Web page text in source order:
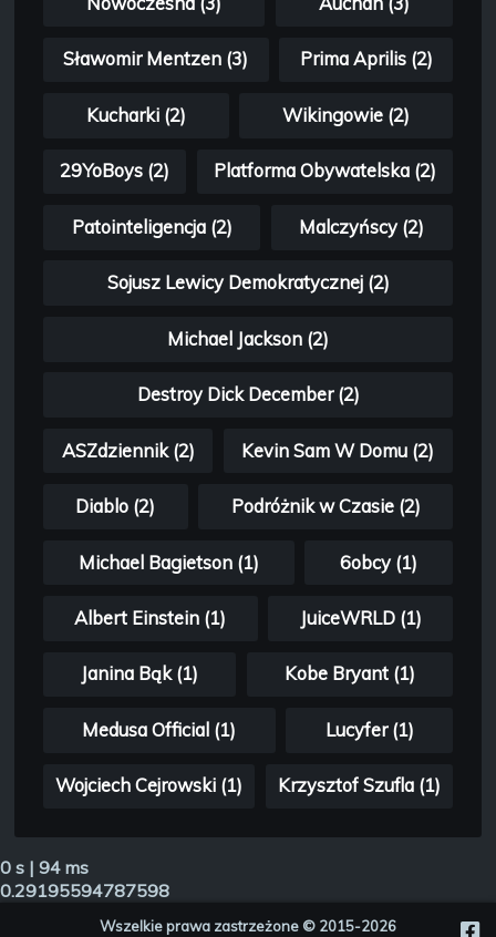
Sławomir Mentzen (3) Prima Aprilis (2)
Kucharki (2) Wikingowie (2)
29YoBoys (2) Platforma Obywatelska (2)
Patointeligencja (2) Malczyńscy (2)
Sojusz Lewicy Demokratycznej (2)
Michael Jackson (2)
Destroy Dick December (2)
ASZdziennik (2) Kevin Sam W Domu (2)
Diablo (2) Podróżnik w Czasie (2)
Michael Bagietson (1) 6obcy (1)
Albert Einstein (1) JuiceWRLD (1)
Janina Bąk (1) Kobe Bryant (1)
Medusa Official (1) Lucyfer (1)
Wojciech Cejrowski (1) Krzysztof Szufla (1)
0 s | 94 ms
0.29195594787598
Wszelkie prawa zastrzeżone © 2015-2026